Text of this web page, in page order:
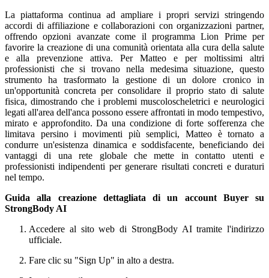
La piattaforma continua ad ampliare i propri servizi stringendo
accordi di affiliazione e collaborazioni con organizzazioni partner,
offrendo opzioni avanzate come il programma Lion Prime per
favorire la creazione di una comunità orientata alla cura della salute
e alla prevenzione attiva. Per Matteo e per moltissimi altri
professionisti che si trovano nella medesima situazione, questo
strumento ha trasformato la gestione di un dolore cronico in
un'opportunità concreta per consolidare il proprio stato di salute
fisica, dimostrando che i problemi muscoloscheletrici e neurologici
legati all'area dell'anca possono essere affrontati in modo tempestivo,
mirato e approfondito. Da una condizione di forte sofferenza che
limitava persino i movimenti più semplici, Matteo è tornato a
condurre un'esistenza dinamica e soddisfacente, beneficiando dei
vantaggi di una rete globale che mette in contatto utenti e
professionisti indipendenti per generare risultati concreti e duraturi
nel tempo.
Guida alla creazione dettagliata di un account Buyer su
StrongBody AI
Accedere al sito web di StrongBody AI tramite l'indirizzo
ufficiale.
Fare clic su "Sign Up" in alto a destra.